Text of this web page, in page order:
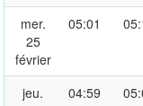
mer.
25
février
05:01
jeu.
04:59